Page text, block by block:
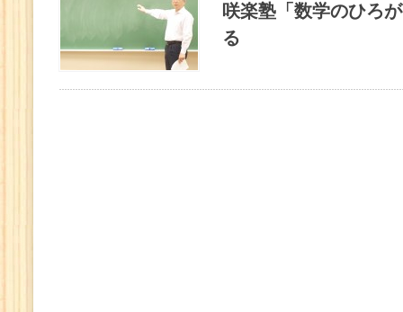
咲楽塾「数学のひろ
る